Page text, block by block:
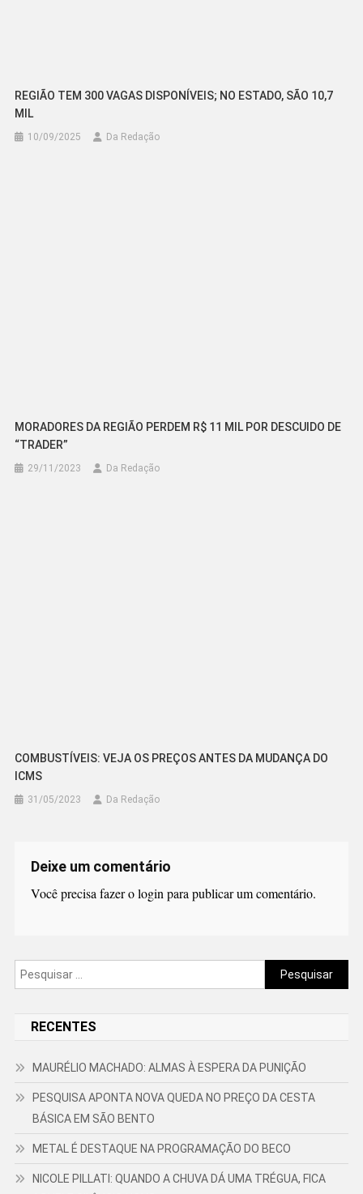
REGIÃO TEM 300 VAGAS DISPONÍVEIS; NO ESTADO, SÃO 10,7
MIL
10/09/2025 Da Redação
MORADORES DA REGIÃO PERDEM R$ 11 MIL POR DESCUIDO DE
“TRADER”
29/11/2023 Da Redação
COMBUSTÍVEIS: VEJA OS PREÇOS ANTES DA MUDANÇA DO
ICMS
31/05/2023 Da Redação
Deixe um comentário
Você precisa fazer ologinpara publicar um comentário.
Pesquisar
por:
RECENTES
MAURÉLIO MACHADO: ALMAS À ESPERA DA PUNIÇÃO
PESQUISA APONTA NOVA QUEDA NO PREÇO DA CESTA
BÁSICA EM SÃO BENTO
METAL É DESTAQUE NA PROGRAMAÇÃO DO BECO
NICOLE PILLATI: QUANDO A CHUVA DÁ UMA TRÉGUA, FICA